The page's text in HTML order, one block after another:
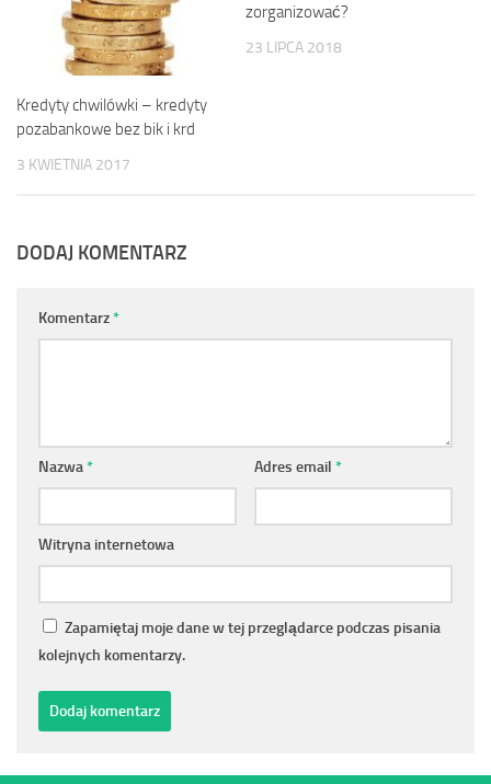
Kredyty chwilówki – kredyty
pozabankowe bez bik i krd
3 KWIETNIA 2017
zorganizować?
23 LIPCA 2018
DODAJ KOMENTARZ
Komentarz*
Nazwa* Adres email *
Witryna internetowa
Zapamiętaj moje dane w tej przeglądarce podczas pisania
kolejnych komentarzy.